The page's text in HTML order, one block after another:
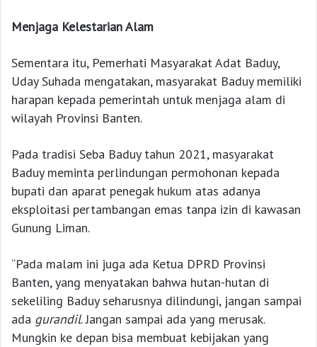
Menjaga Kelestarian Alam
Sementara itu, Pemerhati Masyarakat Adat Baduy,
Uday Suhada mengatakan, masyarakat Baduy memiliki
harapan kepada pemerintah untuk menjaga alam di
wilayah Provinsi Banten.
Pada tradisi Seba Baduy tahun 2021, masyarakat
Baduy meminta perlindungan permohonan kepada
bupati dan aparat penegak hukum atas adanya
eksploitasi pertambangan emas tanpa izin di kawasan
Gunung Liman.
“Pada malam ini juga ada Ketua DPRD Provinsi
Banten, yang menyatakan bahwa hutan-hutan di
sekeliling Baduy seharusnya dilindungi, jangan sampai
ada gurandil. Jangan sampai ada yang merusak.
Mungkin ke depan bisa membuat kebijakan yang